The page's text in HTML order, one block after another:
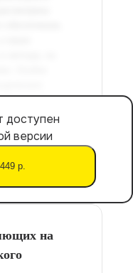
доступен
версии
р.
на